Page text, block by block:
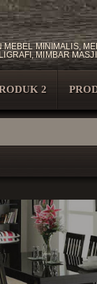
MEBEL MINIMALIS,
MIMBAR
2